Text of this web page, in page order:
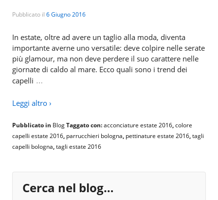
Pubblicato il 6 Giugno 2016
In estate, oltre ad avere un taglio alla moda, diventa
importante averne uno versatile: deve colpire nelle serate
più glamour, ma non deve perdere il suo carattere nelle
giornate di caldo al mare. Ecco quali sono i trend dei
capelli …
Leggi altro ›
Pubblicato in BlogTaggato con:acconciature estate 2016,colore
capelli estate 2016, parrucchieri bologna, pettinature estate 2016,tagli
capelli bologna,tagli estate 2016
Cerca nel blog…